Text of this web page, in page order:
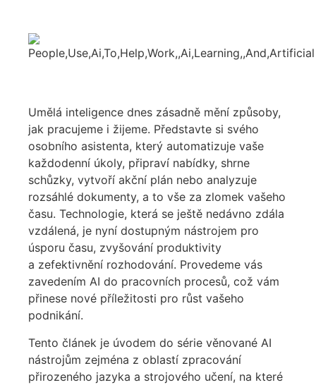
Umělá inteligence dnes zásadně mění způsoby,
jak pracujeme i žijeme. Představte si svého
osobního asistenta, který automatizuje vaše
každodenní úkoly, připraví nabídky, shrne
schůzky, vytvoří akční plán nebo analyzuje
rozsáhlé dokumenty, a to vše za zlomek vašeho
času. Technologie, která se ještě nedávno zdála
vzdálená, je nyní dostupným nástrojem pro
úsporu času, zvyšování produktivity
a zefektivnění rozhodování. Provedeme vás
zavedením AI do pracovních procesů, což vám
přinese nové příležitosti pro růst vašeho
podnikání.
Tento článek je úvodem do série věnované AI
nástrojům zejména z oblastí zpracování
přirozeného jazyka a strojového učení, na které